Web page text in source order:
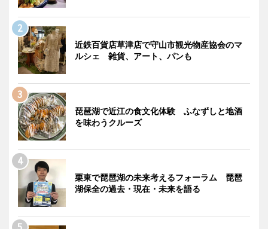
近鉄百貨店草津店で守山市観光物産協会のマ
ルシェ 雑貨、アート、パンも
琵琶湖で近江の食文化体験 ふなずしと地酒
を味わうクルーズ
栗東で琵琶湖の未来考えるフォーラム 琵琶
湖保全の過去・現在・未来を語る